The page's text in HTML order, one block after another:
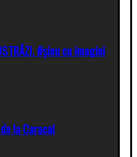
#șieu cu imagini
la Caracal